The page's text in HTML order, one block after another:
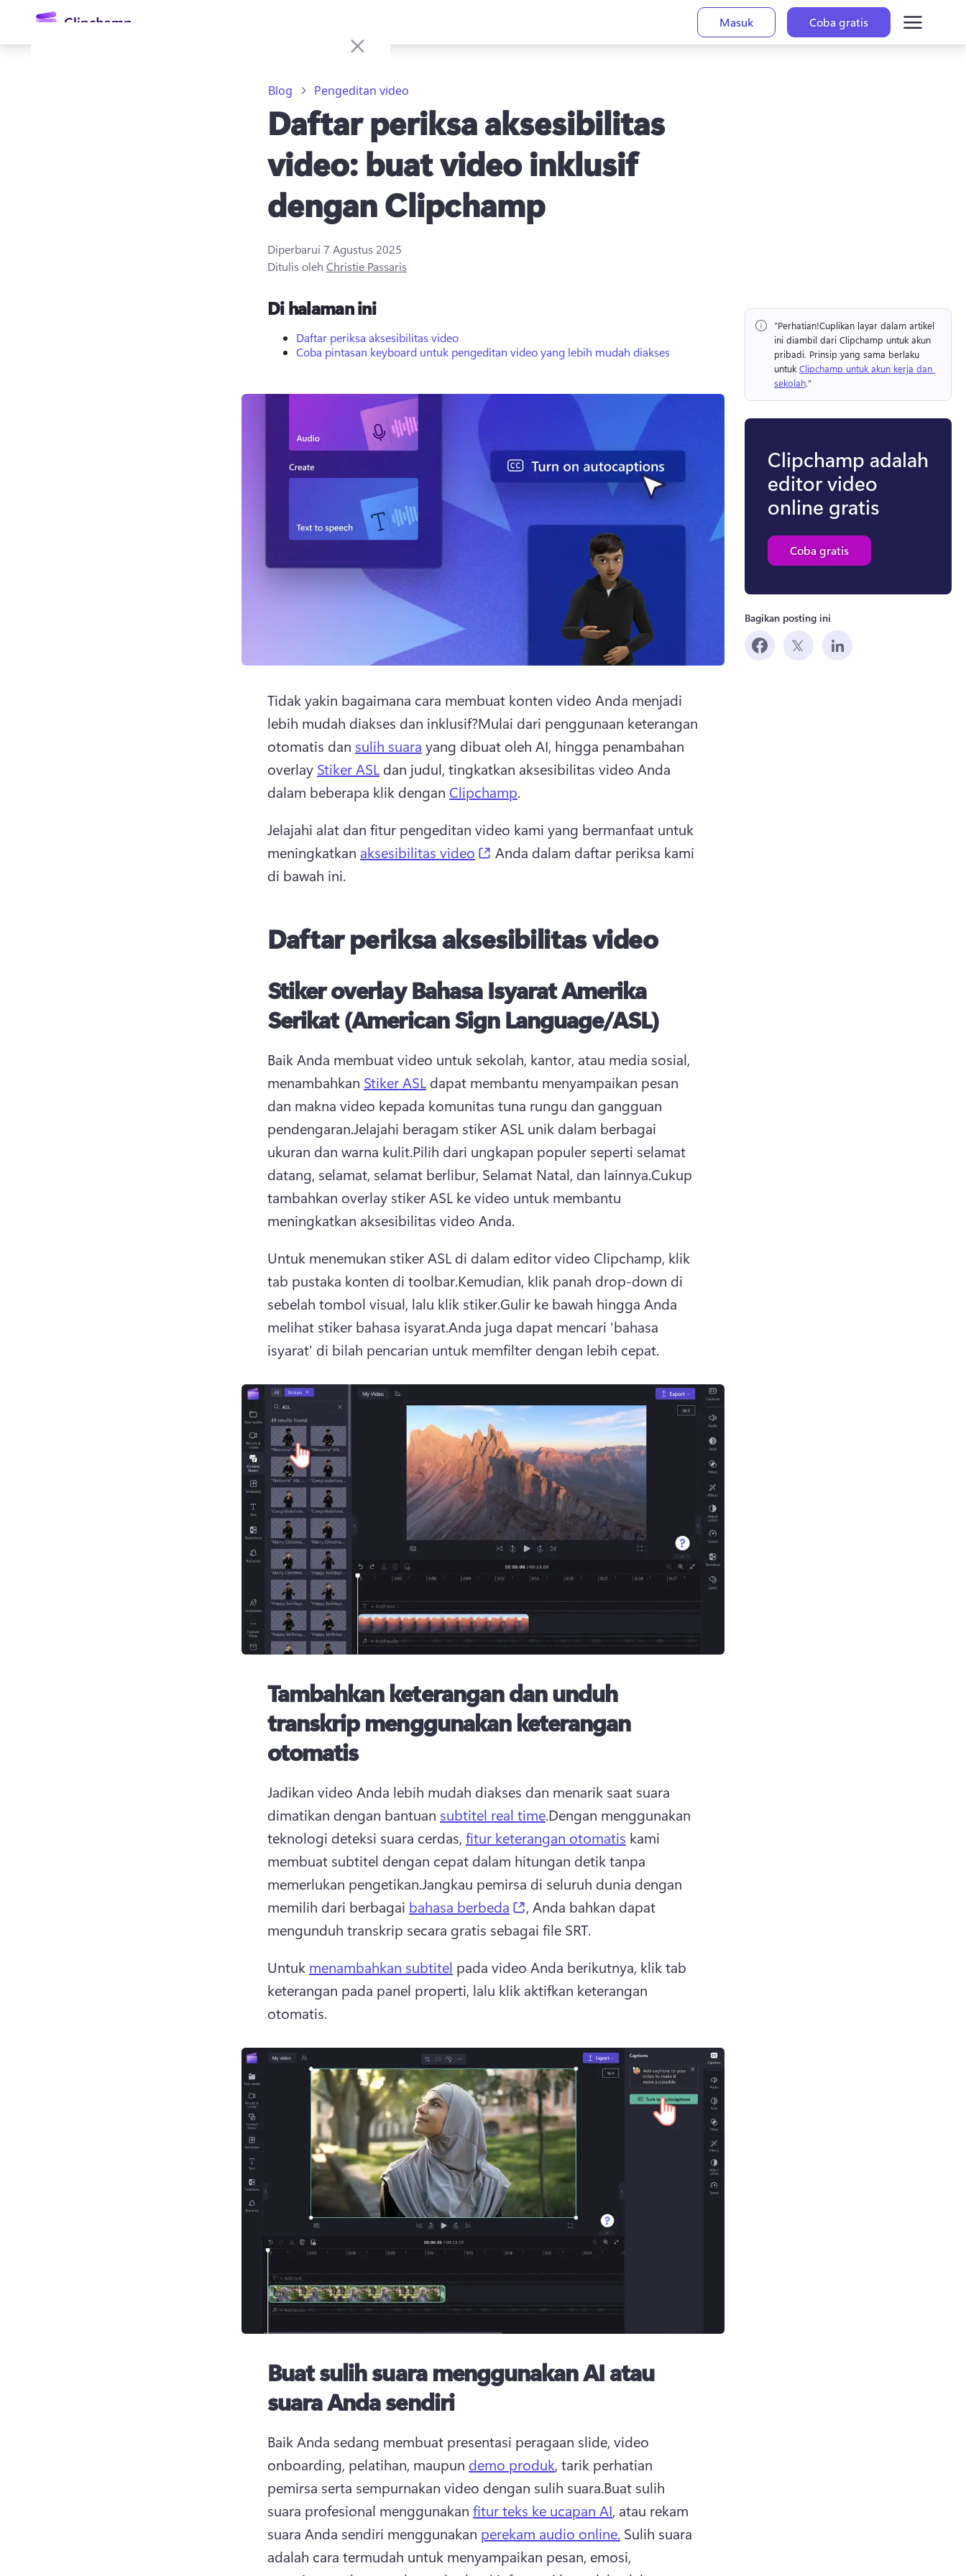
Masuk Coba gratis
Blog Pengeditan video
Daftar periksa aksesibilitas
video: buat video inklusif
dengan Clipchamp
Diperbarui 7 Agustus 2025
Ditulis oleh Christie Passaris
Di halaman ini
Daftar periksa aksesibilitas video
Coba pintasan keyboard untuk pengeditan video yang lebih mudah diakses
Tidak yakin bagaimana cara membuat konten video Anda menjadi
lebih mudah diakses dan inklusif?Mulai dari penggunaan keterangan
otomatis dan sulih suara yang dibuat oleh AI, hingga penambahan
overlay Stiker ASL dan judul, tingkatkan aksesibilitas video Anda
dalam beberapa klik dengan Clipchamp.
Jelajahi alat dan fitur pengeditan video kami yang bermanfaat untuk
meningkatkan aksesibilitas video (opens in a new tab)
Anda dalam daftar periksa kami
di bawah ini.
Daftar periksa aksesibilitas video
Stiker overlay Bahasa Isyarat Amerika
Serikat (American Sign Language/ASL)
Baik Anda membuat video untuk sekolah, kantor, atau media sosial,
menambahkan Stiker ASL dapat membantu menyampaikan pesan
dan makna video kepada komunitas tuna rungu dan gangguan
pendengaran.Jelajahi beragam stiker ASL unik dalam berbagai
ukuran dan warna kulit.Pilih dari ungkapan populer seperti selamat
datang, selamat, selamat berlibur, Selamat Natal, dan lainnya.Cukup
tambahkan overlay stiker ASL ke video untuk membantu
meningkatkan aksesibilitas video Anda.
Untuk menemukan stiker ASL di dalam editor video Clipchamp, klik
tab pustaka konten di toolbar.Kemudian, klik panah drop-down di
sebelah tombol visual, lalu klik stiker.Gulir ke bawah hingga Anda
melihat stiker bahasa isyarat.Anda juga dapat mencari 'bahasa
isyarat' di bilah pencarian untuk memfilter dengan lebih cepat.
Tambahkan keterangan dan unduh
transkrip menggunakan keterangan
otomatis
Jadikan video Anda lebih mudah diakses dan menarik saat suara
dimatikan dengan bantuan subtitel real time.Dengan menggunakan
teknologi deteksi suara cerdas, fitur keterangan otomatis kami
membuat subtitel dengan cepat dalam hitungan detik tanpa
memerlukan pengetikan.Jangkau pemirsa di seluruh dunia dengan
memilih dari berbagai bahasa berbeda (opens in a new tab)
, Anda bahkan dapat
mengunduh transkrip secara gratis sebagai file SRT.
Untuk menambahkan subtitel pada video Anda berikutnya, klik tab
keterangan pada panel properti, lalu klik aktifkan keterangan
otomatis.
Buat sulih suara menggunakan AI atau
suara Anda sendiri
Baik Anda sedang membuat presentasi peragaan slide, video
onboarding, pelatihan, maupun demo produk, tarik perhatian
pemirsa serta sempurnakan video dengan sulih suara.Buat sulih
suara profesional menggunakan fitur teks ke ucapan AI, atau rekam
suara Anda sendiri menggunakan perekam audio online. Sulih suara
adalah cara termudah untuk menyampaikan pesan, emosi,
"Perhatian!Cuplikan layar dalam artikel
ini diambil dari Clipchamp untuk akun
pribadi. Prinsip yang sama berlaku
untuk Clipchamp untuk akun kerja dan
sekolah."
Clipchamp adalah
editor video
online gratis
Coba gratis
Bagikan posting ini